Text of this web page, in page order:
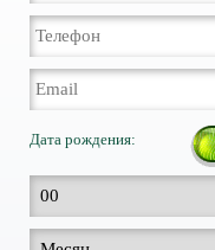
Дата рождения: